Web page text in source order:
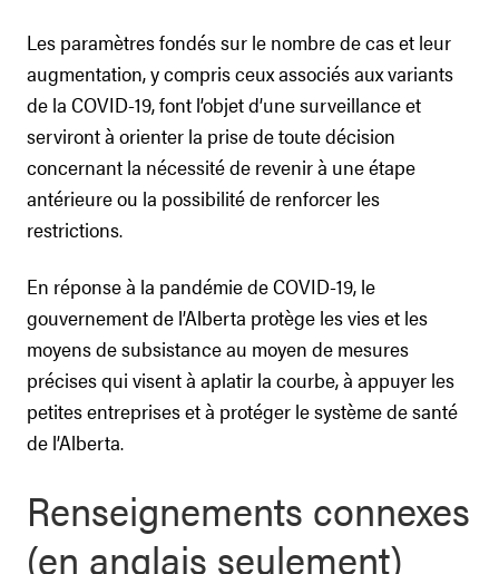
Les paramètres fondés sur le nombre de cas et leur
augmentation, y compris ceux associés aux variants
de la COVID-19, font l’objet d’une surveillance et
serviront à orienter la prise de toute décision
concernant la nécessité de revenir à une étape
antérieure ou la possibilité de renforcer les
restrictions.
En réponse à la pandémie de COVID-19, le
gouvernement de l’Alberta protège les vies et les
moyens de subsistance au moyen de mesures
précises qui visent à aplatir la courbe, à appuyer les
petites entreprises et à protéger le système de santé
de l’Alberta.
Renseignements connexes
(en anglais seulement)